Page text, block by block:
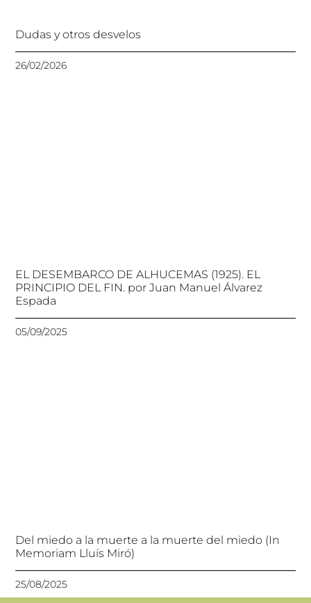
Dudas y otros desvelos
26/02/2026
EL DESEMBARCO DE ALHUCEMAS (1925). EL
PRINCIPIO DEL FIN. por Juan Manuel Álvarez
Espada
05/09/2025
Del miedo a la muerte a la muerte del miedo (In
Memoriam Lluís Miró)
25/08/2025